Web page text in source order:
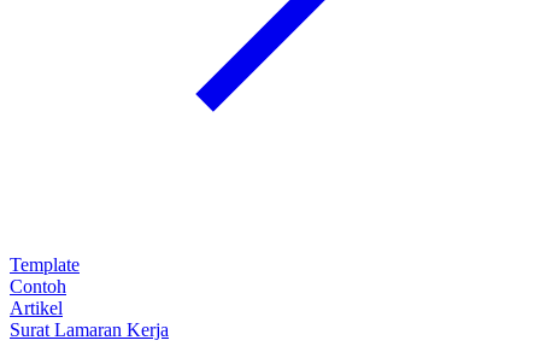
Template
Contoh
Artikel
Surat Lamaran Kerja